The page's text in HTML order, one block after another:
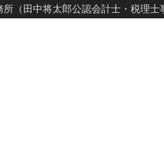
所（田中将太郎公認会計士・税理士